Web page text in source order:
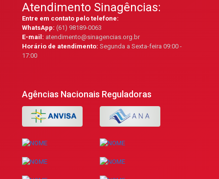
Atendimento Sinagências:
Entre em contato pelo telefone:
WhatsApp: (61) 98189-0063
E-mail: atendimento@sinagencias.org.br
Horário de atendimento: Segunda a Sexta-feira 09:00 -
17:00
Agências Nacionais Reguladoras